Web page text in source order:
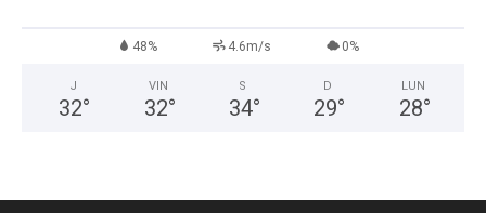
48% 4.6m/s 0%
J
32°
VIN
32°
S
34°
D
29°
LUN
28°